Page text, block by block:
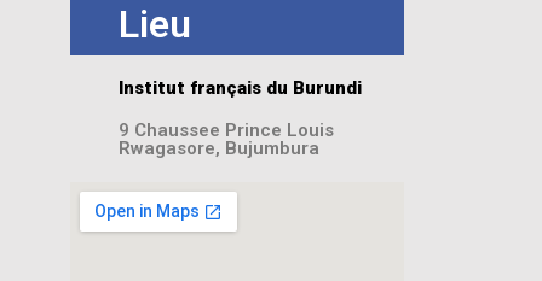
Lieu
Institut français du Burundi
9 Chaussee Prince Louis
Rwagasore, Bujumbura